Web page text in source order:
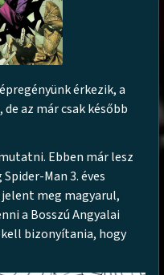
érkezik, a
az már csak később
Ebben már lesz
Man 3. éves
meg magyarul,
a Bosszú Angyalai
bizonyítania, hogy